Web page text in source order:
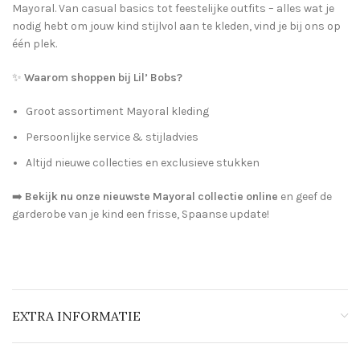
Mayoral. Van casual basics tot feestelijke outfits – alles wat je
nodig hebt om jouw kind stijlvol aan te kleden, vind je bij ons op
één plek.
✨ Waarom shoppen bij Lil’ Bobs?
Groot assortiment Mayoral kleding
Persoonlijke service & stijladvies
Altijd nieuwe collecties en exclusieve stukken
➡️ Bekijk nu onze nieuwste Mayoral collectie online en geef de
garderobe van je kind een frisse, Spaanse update!
EXTRA INFORMATIE